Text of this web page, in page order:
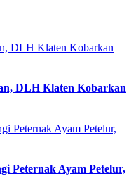
DLH Klaten Kobarkan
Peternak Ayam Petelur,